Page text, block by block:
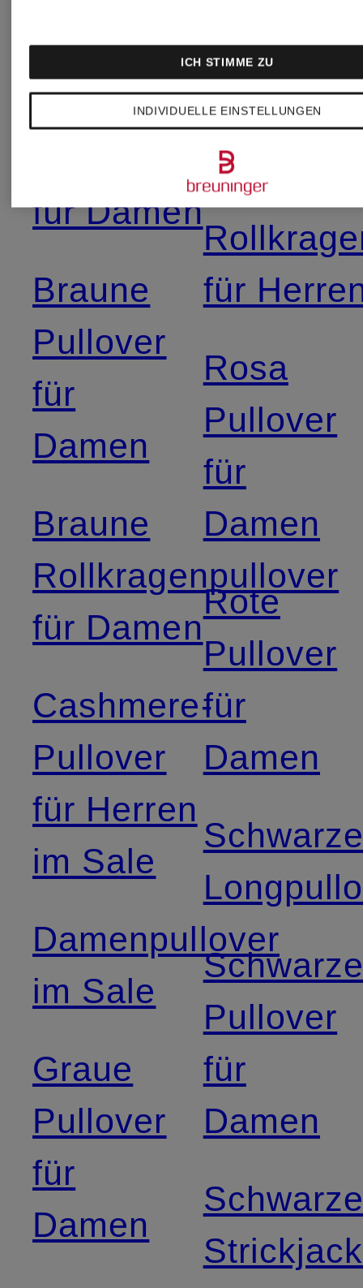
Blaue
Strickjacken
für Damen
Braune
Pullover
für
Damen
Braune
Rollkragenpullover
für Damen
Cashmere-
Pullover
für Herren
im Sale
Damenpullover
im Sale
Graue
Pullover
für
Damen
für
für
Rosa
Pullover
für
Damen
Rote
Pullover
für
Damen
Pullover
für
Damen
INDIVIDUELLE EINSTELLUNGEN
ICH STIMME ZU